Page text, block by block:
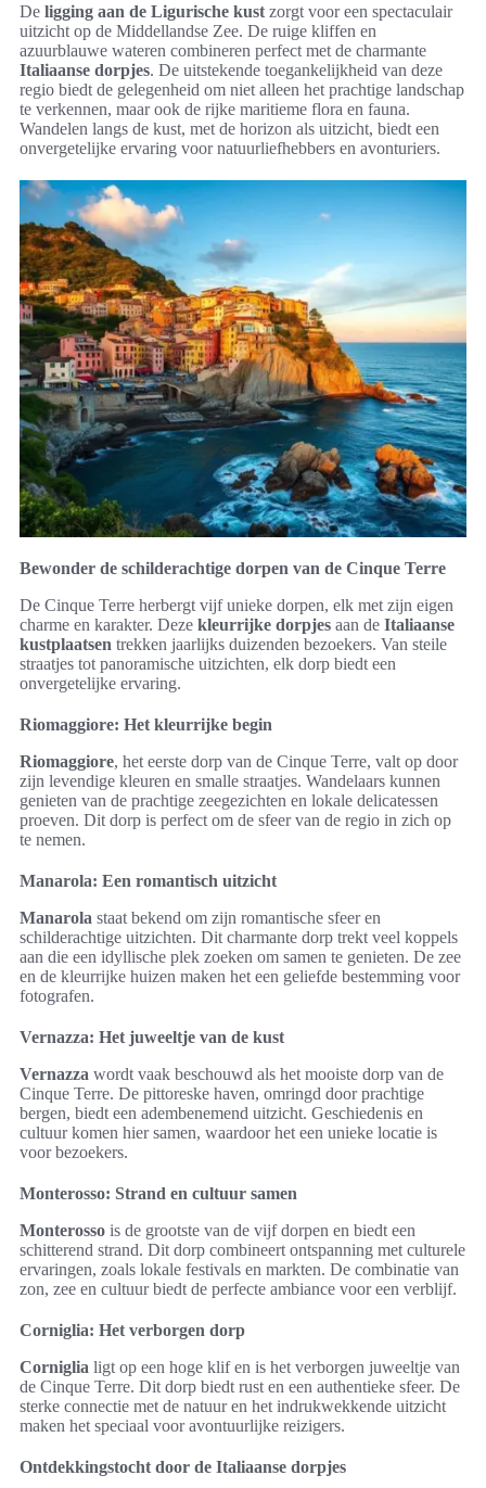
De ligging aan de Ligurische kust zorgt voor een spectaculair
uitzicht op de Middellandse Zee. De ruige kliffen en
azuurblauwe wateren combineren perfect met de charmante
Italiaanse dorpjes. De uitstekende toegankelijkheid van deze
regio biedt de gelegenheid om niet alleen het prachtige landschap
te verkennen, maar ook de rijke maritieme flora en fauna.
Wandelen langs de kust, met de horizon als uitzicht, biedt een
onvergetelijke ervaring voor natuurliefhebbers en avonturiers.
Bewonder de schilderachtige dorpen van de Cinque Terre
De Cinque Terre herbergt vijf unieke dorpen, elk met zijn eigen
charme en karakter. Deze kleurrijke dorpjes aan de Italiaanse
kustplaatsen trekken jaarlijks duizenden bezoekers. Van steile
straatjes tot panoramische uitzichten, elk dorp biedt een
onvergetelijke ervaring.
Riomaggiore: Het kleurrijke begin
Riomaggiore, het eerste dorp van de Cinque Terre, valt op door
zijn levendige kleuren en smalle straatjes. Wandelaars kunnen
genieten van de prachtige zeegezichten en lokale delicatessen
proeven. Dit dorp is perfect om de sfeer van de regio in zich op
te nemen.
Manarola: Een romantisch uitzicht
Manarola staat bekend om zijn romantische sfeer en
schilderachtige uitzichten. Dit charmante dorp trekt veel koppels
aan die een idyllische plek zoeken om samen te genieten. De zee
en de kleurrijke huizen maken het een geliefde bestemming voor
fotografen.
Vernazza: Het juweeltje van de kust
Vernazza wordt vaak beschouwd als het mooiste dorp van de
Cinque Terre. De pittoreske haven, omringd door prachtige
bergen, biedt een adembenemend uitzicht. Geschiedenis en
cultuur komen hier samen, waardoor het een unieke locatie is
voor bezoekers.
Monterosso: Strand en cultuur samen
Monterosso is de grootste van de vijf dorpen en biedt een
schitterend strand. Dit dorp combineert ontspanning met culturele
ervaringen, zoals lokale festivals en markten. De combinatie van
zon, zee en cultuur biedt de perfecte ambiance voor een verblijf.
Corniglia: Het verborgen dorp
Corniglia ligt op een hoge klif en is het verborgen juweeltje van
de Cinque Terre. Dit dorp biedt rust en een authentieke sfeer. De
sterke connectie met de natuur en het indrukwekkende uitzicht
maken het speciaal voor avontuurlijke reizigers.
Ontdekkingstocht door de Italiaanse dorpjes